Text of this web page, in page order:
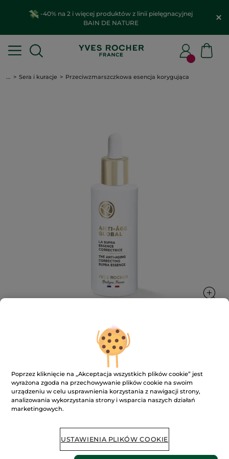
-40% na 2 i więcej produktów z linii pielęgnacyjnej
BAIN DE NATURE
... Sera i kuracje Przeciwzmarszczkowa esencja korygująca
Przeciwzmarszczkowa esencja
korygująca
★★★★★
★★★★★
Brak
ocen
DODAJ RECENZJĘ
Powiadom o dostępności
Poprzez kliknięcie na „Akceptacja wszystkich plików cookie” jest
wyrażona zgoda na przechowywanie plików cookie na swoim
urządzeniu w celu usprawnienia korzystania z nawigacji strony,
analizowania wykorzystania strony i wsparcia naszych działań
marketingowych.
USTAWIENIA PLIKÓW COOKIE